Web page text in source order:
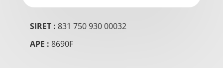
SIRET : 831 750 930 00032
APE : 8690F